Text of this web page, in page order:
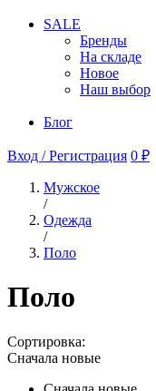
SALE
Бренды
На складе
Новое
Наш выбор
Блог
Вход / Регистрация 0 ₽
Мужское
/
Одежда
/
Поло
Поло
Сортировка:
Сначала новые